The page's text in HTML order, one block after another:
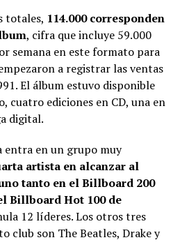
totales, 114.000 corresponden
, cifra que incluye 59.000
semana en este formato para
a registrar las ventas
El álbum estuvo disponible
cuatro ediciones en CD, una en
digital.
entra en un grupo muy
artista en alcanzar al
tanto en el Billboard 200
Billboard Hot 100 de
12 líderes. Los otros tres
club son The Beatles, Drake y